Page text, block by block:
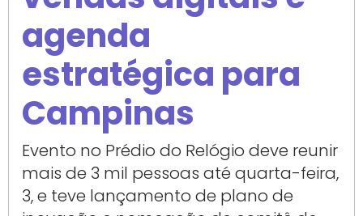
agenda
estratégica para
Campinas
Evento no Prédio do Relógio deve reunir
mais de 3 mil pessoas até quarta-feira,
3, e teve lançamento de plano de